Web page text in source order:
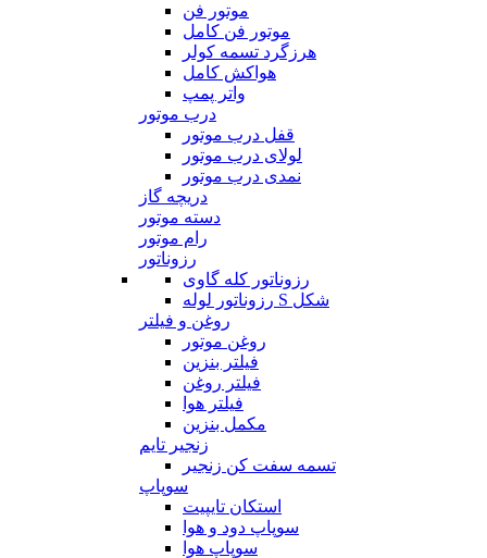
موتور فن
موتور فن کامل
هرزگرد تسمه کولر
هواکش کامل
واتر پمپ
درب موتور
قفل درب موتور
لولای درب موتور
نمدی درب موتور
دریچه گاز
دسته موتور
رام موتور
رزوناتور
رزوناتور کله گاوی
رزوناتور لوله S شکل
روغن و فیلتر
روغن موتور
فیلتر بنزین
فیلتر روغن
فیلتر هوا
مکمل بنزین
زنجیر تایم
تسمه سفت کن زنجیر
سوپاپ
استکان تایپیت
سوپاپ دود و هوا
سوپاپ هوا